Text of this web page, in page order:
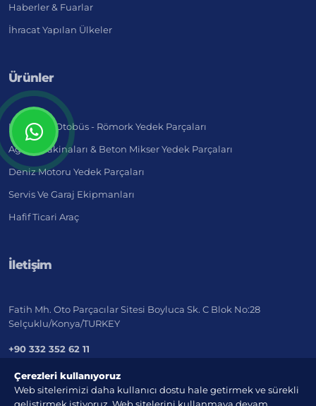
Haberler & Fuarlar
İhracat Yapılan Ülkeler
Ürünler
Kamyon - Otobüs - Römork Yedek Parçaları
Ağır İş Makinaları & Beton Mikser Yedek Parçaları
Deniz Motoru Yedek Parçaları
Servis Ve Garaj Ekipmanları
Hafif Ticari Araç
İletişim
Fatih Mh. Oto Parçacılar Sitesi Boyluca Sk. C Blok No:28
Selçuklu/Konya/TURKEY
+90 332 352 62 11
export@marketistanbul.net
Çerezleri kullanıyoruz
Web sitelerimizi daha kullanıcı dostu hale getirmek ve sürekli